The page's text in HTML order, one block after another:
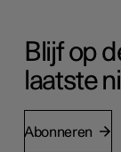
Blijf op
laatste
Abonneren